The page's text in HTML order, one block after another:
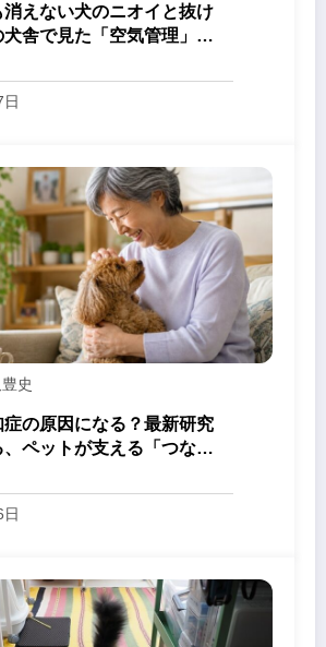
えない犬のニオイと抜け
舎で見た「空気管理」の
史
の原因になる？最新研究
ペットが支える「つなが